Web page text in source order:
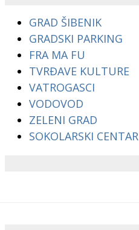
GRAD ŠIBENIK
GRADSKI PARKING
FRA MA FU
TVRĐAVE KULTURE
VATROGASCI
VODOVOD
ZELENI GRAD
SOKOLARSKI CENTAR